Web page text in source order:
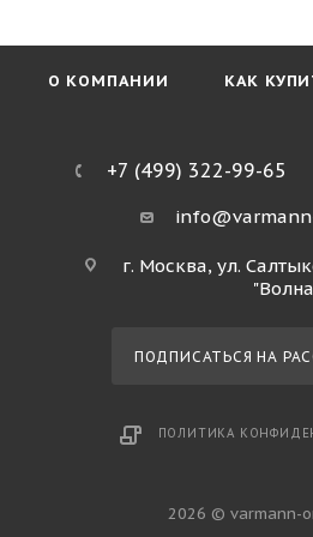
О КОМПАНИИ КАК
+7 (499) 322-99-65
г. Москва, ул.
ПОДПИСАТЬСЯ НА
ПОЛИТИКА
2026 © varmann-